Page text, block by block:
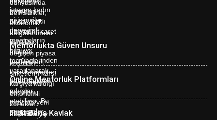
Mentorlukta Güven Unsuru
Online Mentorluk Platformları
Fırat Barış Kavlak